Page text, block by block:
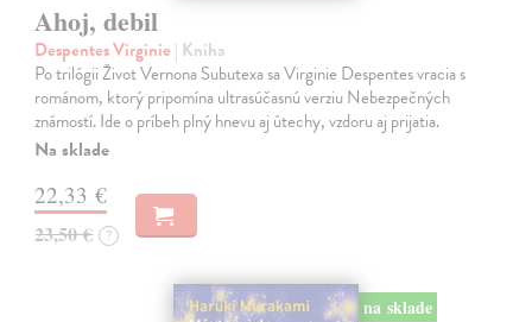
Ahoj, debil
Despentes Virginie | Kniha
Po trilógii Život Vernona Subutexa sa Virginie Despentes vracia s
románom, ktorý pripomína ultrasúčasnú verziu Nebezpečných
známostí. Ide o príbeh plný hnevu aj útechy, vzdoru aj prijatia.
Na sklade
22,33 €
23,50 € ?
na sklade